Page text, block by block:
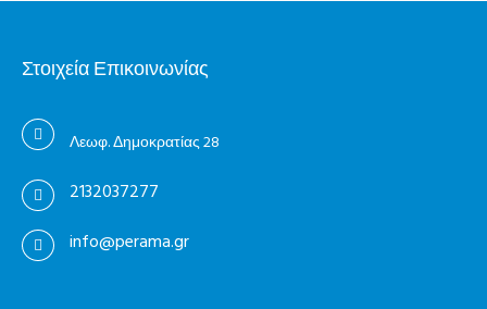
Στοιχεία Επικοινωνίας
Λεωφ. Δημοκρατίας 28
2132037277
info@perama.gr